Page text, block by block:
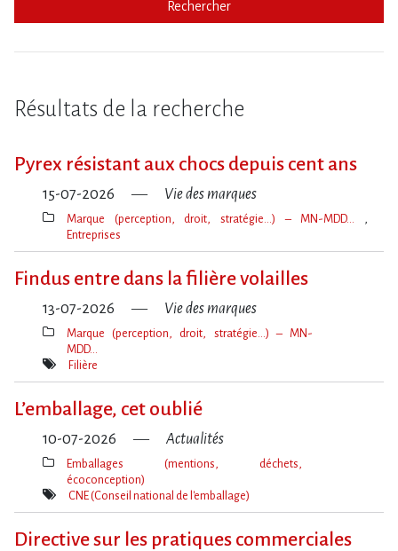
Rechercher
Résultats de la recherche
Pyrex résistant aux chocs depuis cent ans
15-07-2026 Vie des marques
Thèmes(s)
Marque (perception, droit, stratégie…) – MN-MDD…
Entreprises
Findus entre dans la filière volailles
13-07-2026 Vie des marques
Thèmes(s)
Marque (perception, droit, stratégie…) – MN-
MDD…
Mot(s)-
Filière
L​‌’emballage, cet oublié
10-07-2026 Actualités
Thèmes(s)
Emballages (mentions, déchets,
écoconception)
Mot(s)-
CNE (Conseil national de l'emballage)
Directive sur les pratiques commerciales